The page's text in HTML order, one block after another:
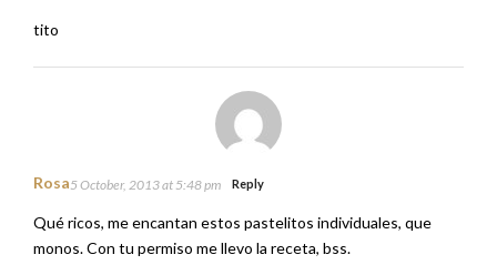
tito
Rosa5 October, 2013 at 5:48 pm Reply
Qué ricos, me encantan estos pastelitos individuales, que
monos. Con tu permiso me llevo la receta, bss.